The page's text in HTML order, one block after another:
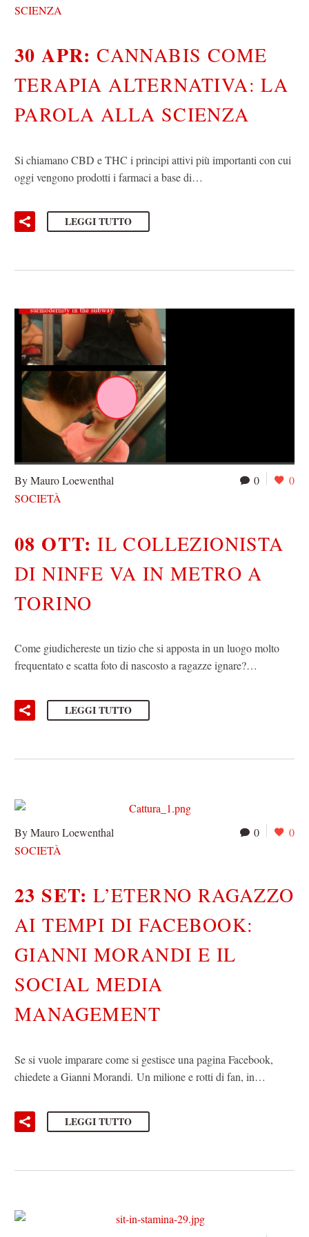
SCIENZA
30 APR:CANNABIS COME
TERAPIA ALTERNATIVA: LA
PAROLA ALLA SCIENZA
Si chiamano CBD e THC i principi attivi più importanti con cui
oggi vengono prodotti i farmaci a base di…
LEGGI TUTTO
0 0
By Mauro Loewenthal
SOCIETÀ
08 OTT:IL COLLEZIONISTA
DI NINFE VA IN METRO A
TORINO
Come giudichereste un tizio che si apposta in un luogo molto
frequentato e scatta foto di nascosto a ragazze ignare?…
LEGGI TUTTO
0 0
By Mauro Loewenthal
SOCIETÀ
23 SET:L’ETERNO RAGAZZO
AI TEMPI DI FACEBOOK:
GIANNI MORANDI E IL
SOCIAL MEDIA
MANAGEMENT
Se si vuole imparare come si gestisce una pagina Facebook,
chiedete a Gianni Morandi. Un milione e rotti di fan, in…
LEGGI TUTTO